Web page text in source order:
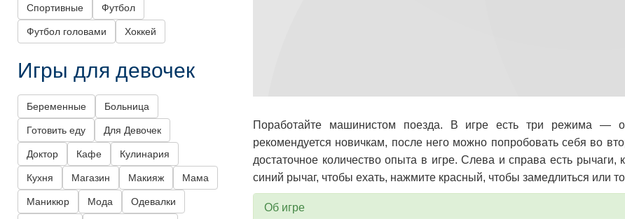
Поработайте машинистом поезда. В игре есть три режима —
рекомендуется новичкам, после него можно попробовать себя во
достаточное количество опыта в игре. Слева и справа есть
синий рычаг, чтобы ехать, нажмите красный, чтобы замедлиться или
Об игре
Спортивные Футбол
Футбол головами Хоккей
Игры для девочек
Беременные Больница
Готовить еду Для Девочек
Доктор Кафе Кулинария
Кухня Магазин Макияж Мама
Маникюр Мода Одевалки